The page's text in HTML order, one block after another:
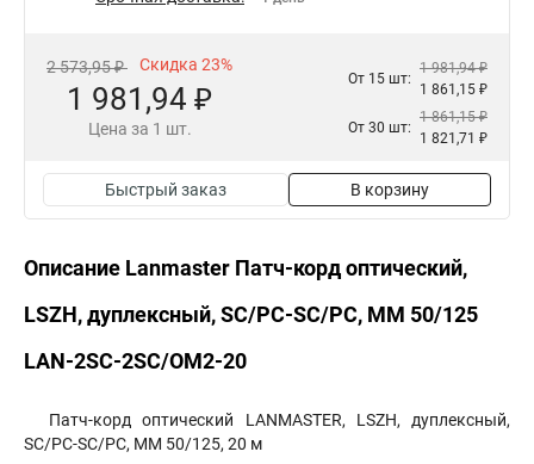
2 573,95 ₽ Скидка 23%
1 981,94 ₽
Цена за 1 шт.
От 15 шт:
1 981,94 ₽
1 861,15 ₽
От 30 шт:
1 861,15 ₽
1 821,71 ₽
Быстрый заказ В корзину
Описание Lanmaster Патч-корд оптический,
LSZH, дуплексный, SC/PC-SC/PC, MM 50/125
LAN-2SC-2SC/OM2-20
Патч-корд оптический LANMASTER, LSZH, дуплексный,
SC/PC-SC/PC, MM 50/125, 20 м